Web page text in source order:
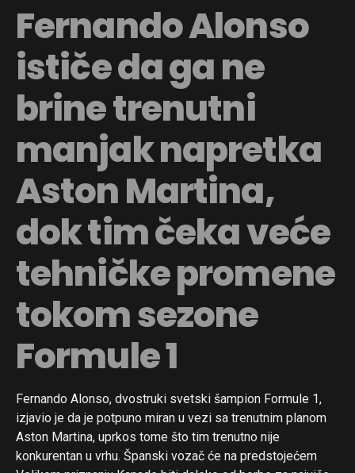
Fernando Alonso
ističe da ga ne
brine trenutni
manjak napretka
Aston Martina,
dok tim čeka veće
tehničke promene
tokom sezone
Formule 1
Fernando Alonso, dvostruki svetski šampion Formule 1,
izjavio je da je potpuno miran u vezi sa trenutnim planom
Aston Martina, uprkos tome što tim trenutno nije
konkurentan u vrhu. Španski vozač će na predstojećem